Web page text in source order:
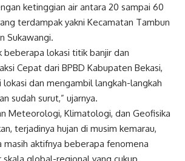
ketinggian air antara 20 sampai 60
terdampak yakni Kecamatan Tambun
Sukawangi.
beberapa lokasi titik banjir dan
Cepat dari BPBD Kabupaten Bekasi,
dan mengambil langkah-langkah
sudah surut,” ujarnya.
Meteorologi, Klimatologi, dan Geofisika
terjadinya hujan di musim kemarau,
masih aktifnya beberapa fenomena
global-regional yang cukup